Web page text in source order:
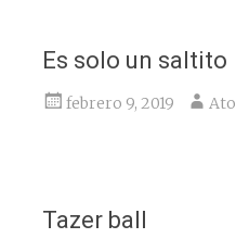
Es solo un saltito
febrero 9, 2019 Ato
Tazer ball